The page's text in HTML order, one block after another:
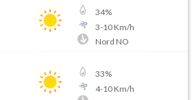
34%
3-10Km/h
Nord NO
33%
4-10Km/h